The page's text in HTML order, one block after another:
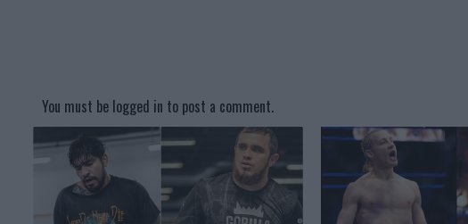
You must be logged in to post a comment.